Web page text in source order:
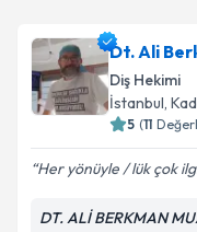
Dt. Ali
Diş Hekimi
İstanbul,
5 (11
Her yönüyle / lük çok
DT. ALİ BERKMAN